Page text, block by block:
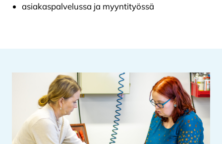
asiakaspalvelussa ja myyntityössä